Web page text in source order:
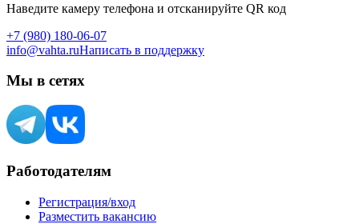
Наведите камеру телефона и отсканируйте QR код
+7 (980) 180-06-07
info@vahta.ruНаписать в поддержку
Мы в сетях
Работодателям
Регистрация/вход
Разместить вакансию